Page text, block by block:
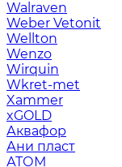
Walraven
Weber Vetonit
Wellton
Wenzo
Wirquin
Wkret-met
Xammer
xGOLD
Аквафор
Ани пласт
АТОМ